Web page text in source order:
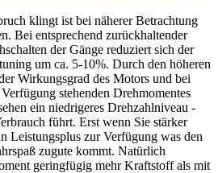
klingt ist bei näherer Betrachtung
Bei entsprechend zurückhaltender
der Gänge reduziert sich der
um ca. 5-10%. Durch den höheren
Wirkungsgrad des Motors und bei
stehenden Drehmomentes
ein niedrigeres Drehzahlniveau -
führt. Erst wenn Sie stärker
Leistungsplus zur Verfügung was den
zugute kommt. Natürlich
geringfügig mehr Kraftstoff als mit